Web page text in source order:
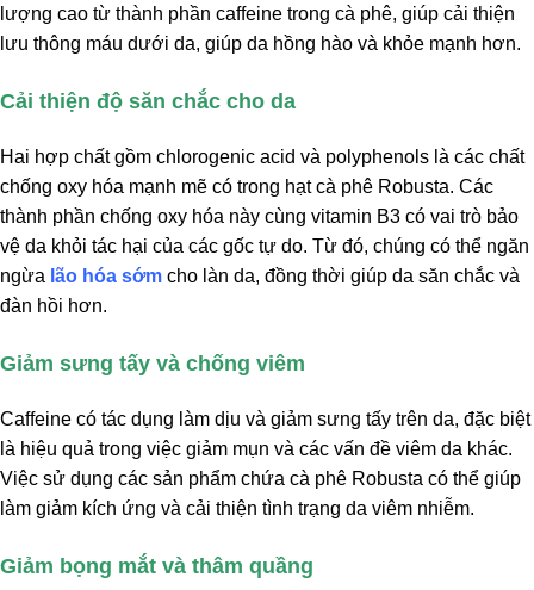
lượng cao từ thành phần caffeine trong cà phê, giúp cải thiện
lưu thông máu dưới da, giúp da hồng hào và khỏe mạnh hơn.
Cải thiện độ săn chắc cho da
Hai hợp chất gồm chlorogenic acid và polyphenols là các chất
chống oxy hóa mạnh mẽ có trong hạt cà phê Robusta. Các
thành phần chống oxy hóa này cùng vitamin B3 có vai trò bảo
vệ da khỏi tác hại của các gốc tự do. Từ đó, chúng có thể ngăn
ngừa lão hóa sớm cho làn da, đồng thời giúp da săn chắc và
đàn hồi hơn.
Giảm sưng tấy và chống viêm
Caffeine có tác dụng làm dịu và giảm sưng tấy trên da, đặc biệt
là hiệu quả trong việc giảm mụn và các vấn đề viêm da khác.
Việc sử dụng các sản phẩm chứa cà phê Robusta có thể giúp
làm giảm kích ứng và cải thiện tình trạng da viêm nhiễm.
Giảm bọng mắt và thâm quầng